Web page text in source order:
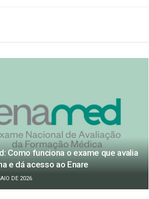
Como funciona o exame que avalia
e dá acesso ao Enare
DE 2026